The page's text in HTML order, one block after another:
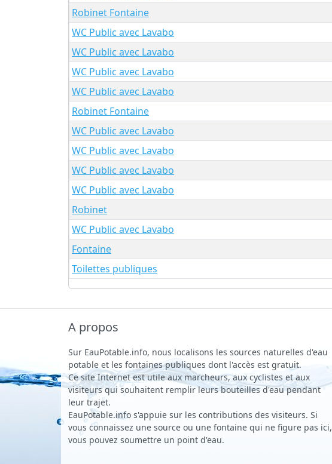
Robinet Fontaine
WC Public avec Lavabo
WC Public avec Lavabo
WC Public avec Lavabo
WC Public avec Lavabo
Robinet Fontaine
WC Public avec Lavabo
WC Public avec Lavabo
WC Public avec Lavabo
WC Public avec Lavabo
Robinet
WC Public avec Lavabo
Fontaine
Toilettes publiques
A propos
Sur EauPotable.info, nous localisons les sources naturelles d'eau
potable et les fontaines publiques dont l'accès est gratuit.
Ce site Internet est utile aux marcheurs, aux cyclistes et aux
visiteurs qui souhaitent remplir leurs bouteilles d'eau pendant
leur trajet.
EauPotable.info s'appuie sur les contributions des visiteurs. Si
vous connaissez une source ou une fontaine qui ne figure pas ici,
vous pouvez soumettre un point d'eau.